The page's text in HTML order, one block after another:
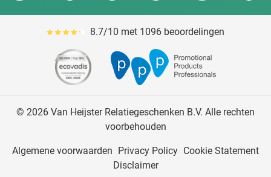
Gemiddeld reviewpercentage is 87
8.7/10 met 1096 beoordelingen
© 2026 Van Heijster Relatiegeschenken B.V. Alle rechten
voorbehouden
Algemene voorwaarden Privacy Policy Cookie Statement
Disclaimer